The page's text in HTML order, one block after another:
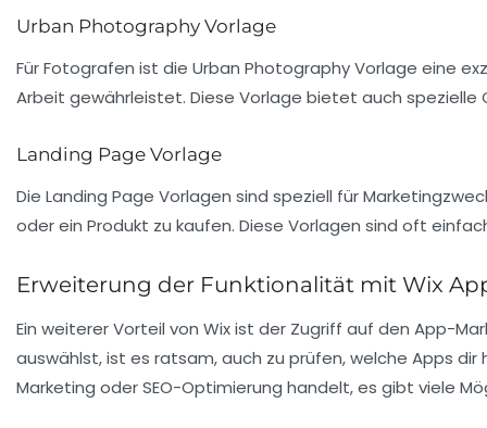
Urban Photography Vorlage
Für Fotografen ist die Urban PhotographyVorlage eine
Arbeit gewährleistet. Diese Vorlage bietet auch spezielle
Landing Page Vorlage
Die Landing Page Vorlagen sind speziell für
oder ein Produkt zu kaufen. Diese Vorlagen sind oft
Erweiterung der Funktionalität mit Wix
Ein weiterer Vorteil von Wix ist der Zugriff auf den App-
auswählst, ist es ratsam, auch zu prüfen, welche Apps
Marketing oder SEO-Optimierung handelt, es gibt viele